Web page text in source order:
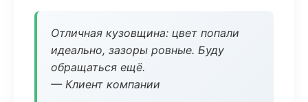
Отличная кузовщина: цвет попали
идеально, зазоры ровные. Буду
обращаться ещё.
— Клиент компании